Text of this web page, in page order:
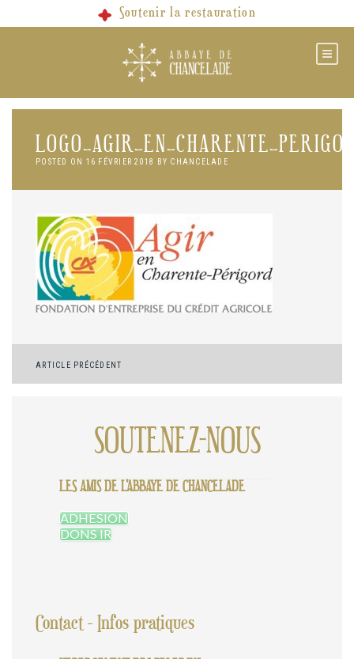
Soutenir la restauration
POSTED ON 16 FÉVRIER 2018 BY CHANCELADE
Navigation
l’article
ARTICLE PRÉCÉDENT
SOUTENEZ-NOUS
LES AMIS DE L'ABBAYE DE CHANCELADE
ADHESION
DONS IR
Contact - Infos pratiques